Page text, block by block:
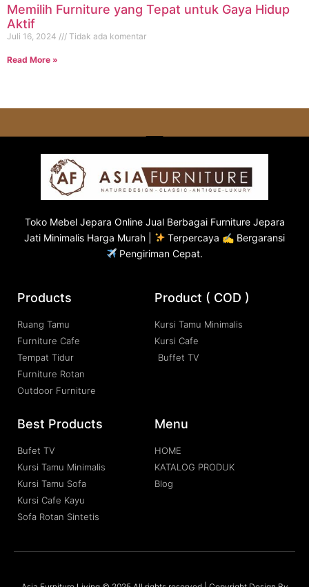
Memilih Furniture yang Tepat untuk Gaya Hidup
Aktif
Juli 16, 2024 Tidak ada komentar
Read More »
Toko Mebel Jepara Online Jual Berbagai Furniture Jepara
Jati Minimalis Harga Murah |
Terpercaya ✍ Bergaransi
Pengiriman Cepat.
Products
Ruang Tamu
Furniture Cafe
Tempat Tidur
Furniture Rotan
Outdoor Furniture
Product ( COD )
Kursi Tamu Minimalis
Kursi Cafe
Buffet TV
Best Products
Bufet TV
Kursi Tamu Minimalis
Kursi Tamu Sofa
Kursi Cafe Kayu
Sofa Rotan Sintetis
Menu
HOME
KATALOG PRODUK
Blog